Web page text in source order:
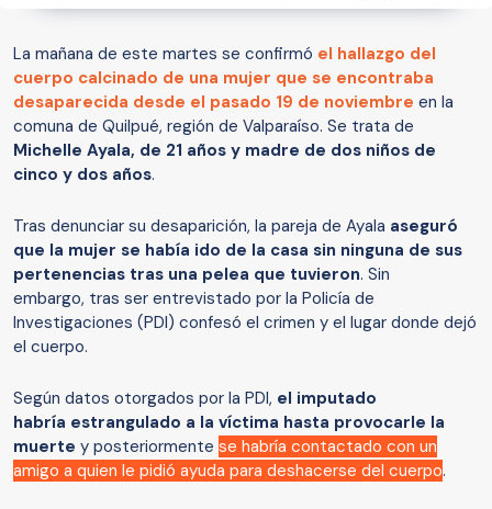
La mañana de este martes se confirmó el hallazgo del
cuerpo calcinado de una mujer que se encontraba
desaparecida desde el pasado 19 de noviembre en la
comuna de Quilpué, región de Valparaíso. Se trata de
Michelle Ayala, de 21 años y madre de dos niños de
cinco y dos años.
Tras denunciar su desaparición, la pareja de Ayala aseguró
que la mujer se había ido de la casa sin ninguna de sus
pertenencias tras una pelea que tuvieron. Sin
embargo, tras ser entrevistado por la Policía de
Investigaciones (PDI) confesó el crimen y el lugar donde dejó
el cuerpo.
Según datos otorgados por la PDI, el imputado
habría estrangulado a la víctima hasta provocarle la
muerte y posteriormente se habría contactado con un
amigo a quien le pidió ayuda para deshacerse del cuerpo.